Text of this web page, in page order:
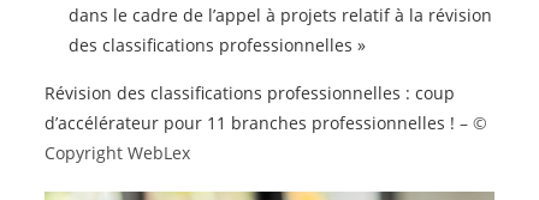
dans le cadre de l’appel à projets relatif à la révision
des classifications professionnelles »
Révision des classifications professionnelles : coup
d’accélérateur pour 11 branches professionnelles !– ©
Copyright WebLex